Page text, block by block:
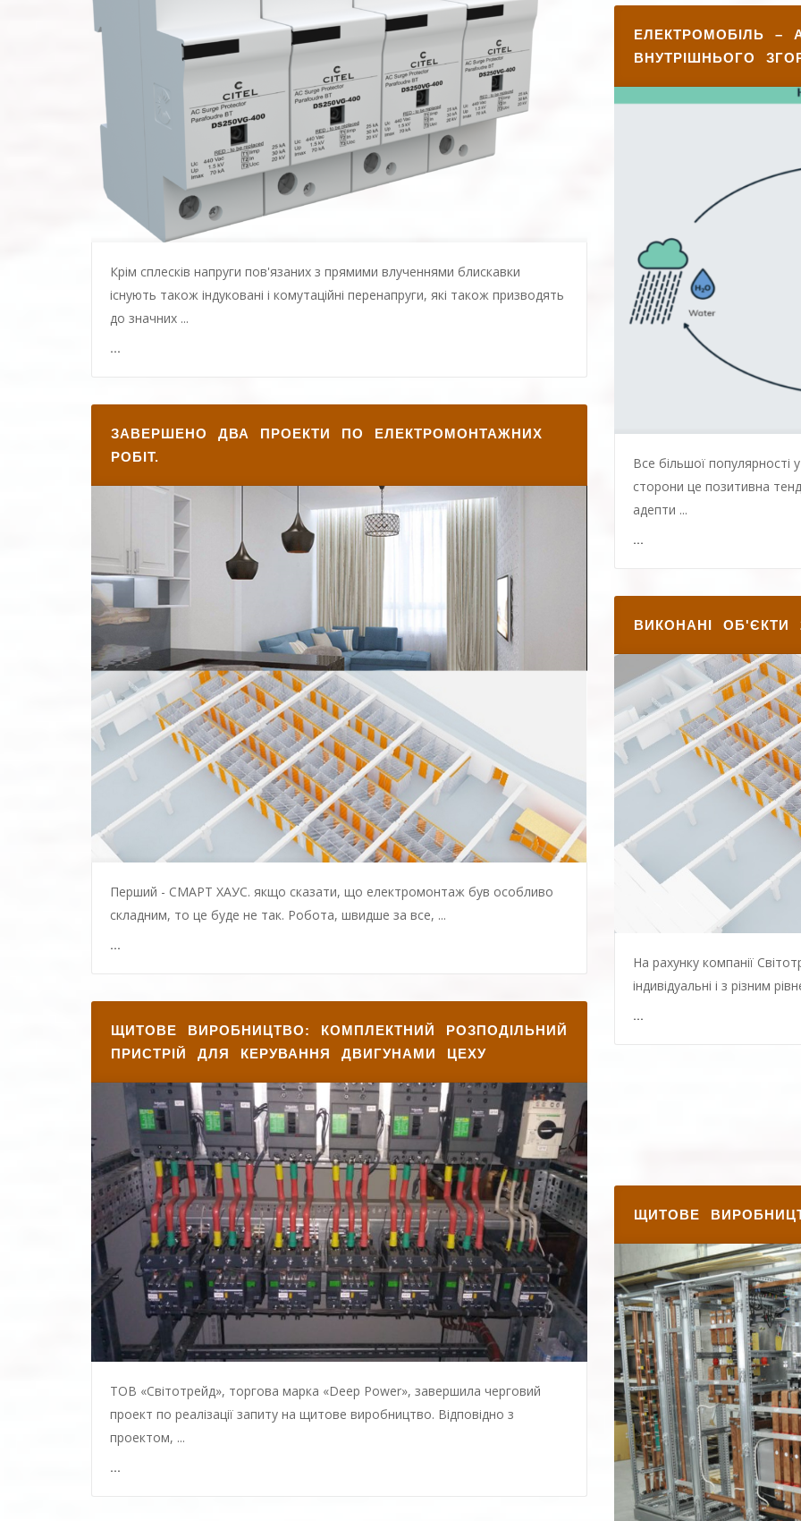
Крім сплесків напруги пов'язаних з прямими влученнями блискавки
існують також індуковані і комутаційні перенапруги, які також призводять
до значних ...
...
ЕЛЕКТРОМОБІЛЬ –
ВНУТРІШНЬОГО
Все більшої популярності
сторони це позитивна
адепти ...
...
ЗАВЕРШЕНО ДВА ПРОЕКТИ ПО ЕЛЕКТРОМОНТАЖНИХ
РОБІТ.
Перший - СМАРТ ХАУС. якщо сказати, що електромонтаж був особливо
складним, то це буде не так. Робота, швидше за все, ...
...
ВИКОНАНІ ОБ'ЄКТИ
ЩИТОВЕ ВИРОБНИЦТВО: КОМПЛЕКТНИЙ РОЗПОДІЛЬНИЙ
ПРИСТРІЙ ДЛЯ КЕРУВАННЯ ДВИГУНАМИ ЦЕХУ
ТОВ «Світотрейд», торгова марка «Deep Power», завершила черговий
проект по реалізації запиту на щитове виробництво. Відповідно з
проектом, ...
...
ЩИТОВЕ